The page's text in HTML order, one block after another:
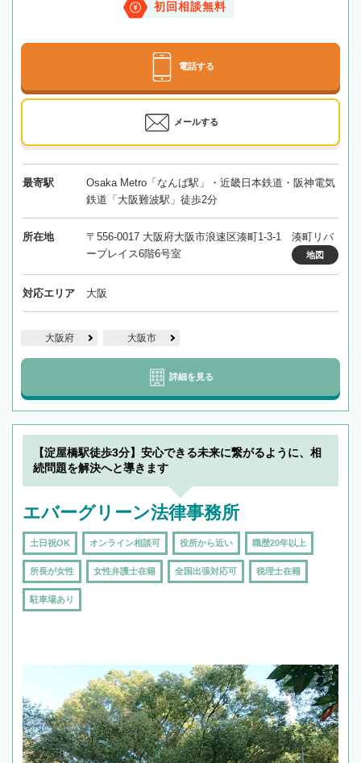
初回相談無料
電話する
メールする
最寄駅
Osaka Metro「なんば駅」・近畿日本鉄道・阪神電気
鉄道「大阪難波駅」徒歩2分
所在地
〒556-0017 大阪府大阪市浪速区湊町1-3-1 湊町リバ
ープレイス6階6号室
地図
対応エリア 大阪
大阪府 大阪市
詳細を見る
【淀屋橋駅徒歩3分】安心できる未来に繋がるように、相
続問題を解決へと導きます
エバーグリーン法律事務所
土日祝OK オンライン相談可 役所から近い 職歴20年以上
所長が女性 女性弁護士在籍 全国出張対応可 税理士在籍
駐車場あり